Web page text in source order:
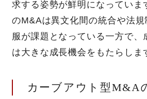
求する姿勢が鮮明になっていま
のM&Aは異文化間の統合や法
服が課題となっている一方で、
は大きな成長機会をもたらしま
カーブアウト型M&A